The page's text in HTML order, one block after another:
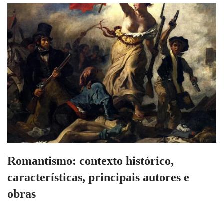
Romantismo: contexto histórico,
características, principais autores e
obras